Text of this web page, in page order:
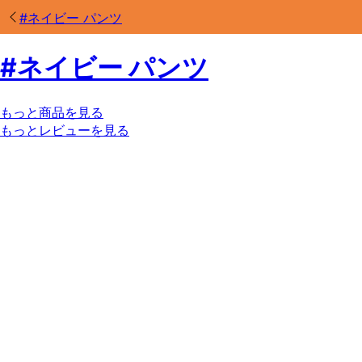
#ネイビー パンツ
#ネイビー パンツ
もっと商品を見る
もっとレビューを見る